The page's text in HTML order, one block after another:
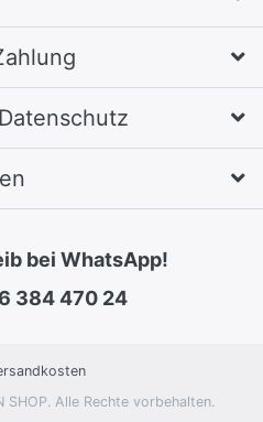
bei WhatsApp!
384 470 24
Alle Rechte vorbehalten.